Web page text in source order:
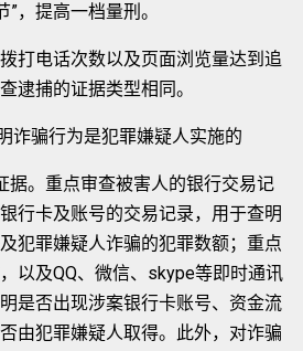
”，提高一档量刑。
打电话次数以及页面浏览量达到追
逮捕的证据类型相同。
诈骗行为是犯罪嫌疑人实施的
据。重点审查被害人的银行交易记
行卡及账号的交易记录，用于查明
犯罪嫌疑人诈骗的犯罪数额；重点
以及QQ、微信、skype等即时通讯
是否出现涉案银行卡账号、资金流
由犯罪嫌疑人取得。此外，对诈骗